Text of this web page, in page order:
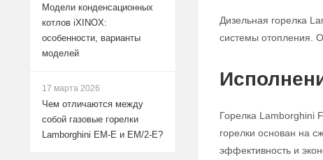
Дизельная горелка
системы отопления.
Горелка Lamborghini
горелки основан на
эффективность и
Модели конденсационных
котлов iXINOX:
особенности, варианты
моделей
17 марта 2026
Чем отличаются между
собой газовые горелки
Lamborghini EM-E и EM/2-E?